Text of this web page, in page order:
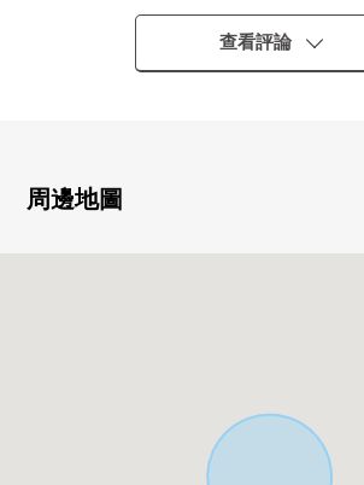
02線路能利用，便於通勤，上學
0 用地面積約99坪整形地
0 1990年6月築，鐵骨造3階建
※一部分副租借(到詳細負責)中的
本部門是供投資、實業使用的房屋的專業
查看評論
周邊地圖